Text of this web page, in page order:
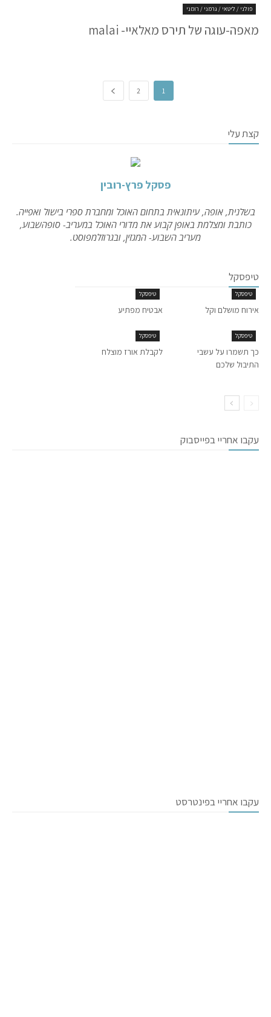
פולני / ליטאי / גרמני / רומני
מאפה-עוגה של תירס מאלאיי- malai
1
2
קצת עלי
פסקל פרץ-רובין
בשלנית, אופה, עיתונאית בתחום האוכל ומחברת ספרי בישול ואפייה.
כותבת ומצלמת באופן קבוע את מדורי האוכל במעריב- סופהשבוע,
מעריב השבוע- המגזין, ובגרוזלמפוסט.
טיפסקל
טיפסקל
אירוח מושלם וקל
טיפסקל
אבטיח מפתיע
טיפסקל
כך תשמרו על עשבי
התיבול שלכם
טיפסקל
לקבלת אורז מוצלח
עקבו אחריי בפייסבוק
עקבו אחריי בפינטרסט